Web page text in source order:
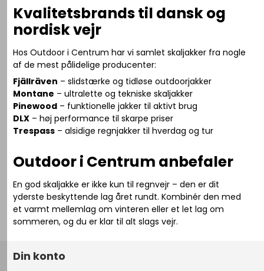
Kvalitetsbrands til dansk og
nordisk vejr
Hos Outdoor i Centrum har vi samlet skaljakker fra nogle
af de mest pålidelige producenter:
Fjällräven – slidstærke og tidløse outdoorjakker
Montane – ultralette og tekniske skaljakker
Pinewood – funktionelle jakker til aktivt brug
DLX – høj performance til skarpe priser
Trespass – alsidige regnjakker til hverdag og tur
Outdoor i Centrum anbefaler
En god skaljakke er ikke kun til regnvejr – den er dit
yderste beskyttende lag året rundt. Kombinér den med
et varmt mellemlag om vinteren eller et let lag om
sommeren, og du er klar til alt slags vejr.
Din konto